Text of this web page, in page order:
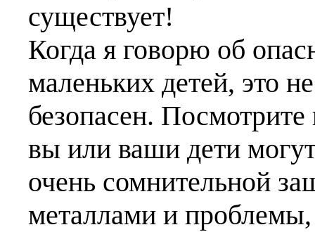
существует!
Когда я говорю об
маленьких детей, это
безопасен.
вы или ваши дети
очень сомнительной
металлами и